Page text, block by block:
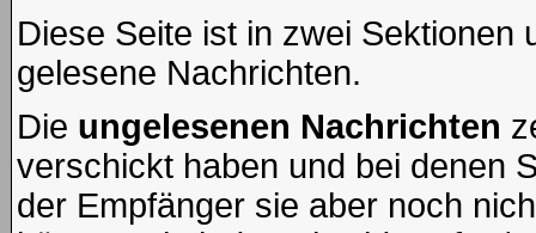
Diese Seite ist in zwei Sektionen
gelesene Nachrichten.
Die ungelesenen Nachrichten
verschickt haben und bei denen
der Empfänger sie aber noch